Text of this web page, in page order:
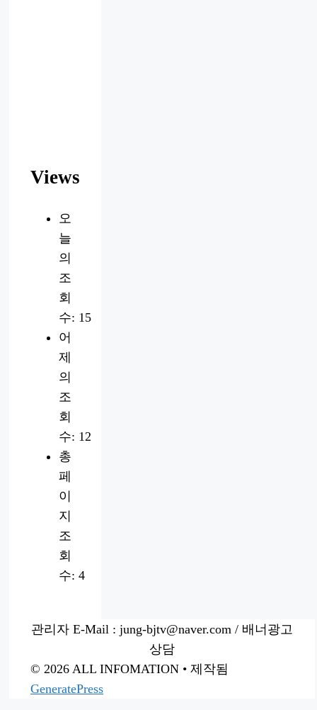
Views
오
늘
의
조
회
수: 15
어
제
의
조
회
수: 12
총
페
이
지
조
회
수: 4
관리자 E-Mail : jung-bjtv@naver.com / 배너광고
상담
© 2026 ALL INFOMATION • 제작됨
GeneratePress